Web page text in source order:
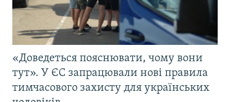
«Доведеться пояснювати, чому вони
тут». У ЄС запрацювали нові правила
тимчасового захисту для українських